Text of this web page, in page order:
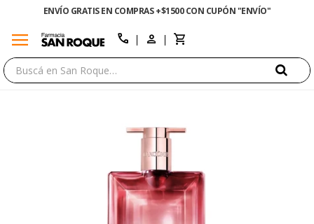
ENVÍO GRATIS EN COMPRAS +$1500 CON CUPÓN "ENVÍO"
menu call
close